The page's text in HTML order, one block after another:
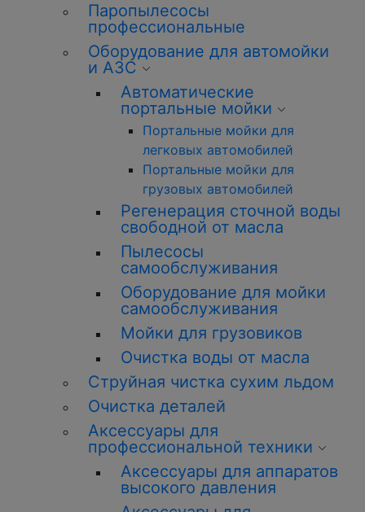
Паропылесосы
профессиональные
Оборудование для автомойки
и АЗС
Автоматические
портальные мойки
Портальные мойки для
легковых автомобилей
Портальные мойки для
грузовых автомобилей
Регенерация сточной воды
свободной от масла
Пылесосы
самообслуживания
Оборудование для мойки
самообслуживания
Мойки для грузовиков
Очистка воды от масла
Струйная чистка сухим льдом
Очистка деталей
Аксессуары для
профессиональной техники
Аксессуары для аппаратов
высокого давления